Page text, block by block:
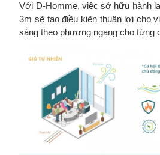
Với D-Homme, việc sở hữu hành
3m sẽ tạo điều kiện thuận lợi cho
sáng theo phương ngang cho từng